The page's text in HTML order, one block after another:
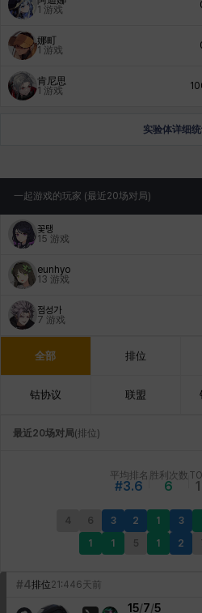
1 游戏
娜町
1 游戏
肯尼思
1 游戏
实验体详细
一起游戏的玩家 (最近20场对局)
꽃탱
15 游戏
eunhyo
13 游戏
점성가
7 游戏
全部 排位
钴协议 联盟
最近20场对局(排位)
平均排名
#3.6
胜利次数
6
4 6 3 2 1 3
1
1 5 1 2
#4排位21:446天前
15/7/5